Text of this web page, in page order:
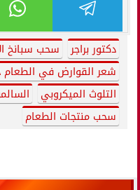
دكتور براجر
سحب سبانخ
شعر القوارض في الطعام FDA
التلوث الميكروبي
سحب منتجات الطعام